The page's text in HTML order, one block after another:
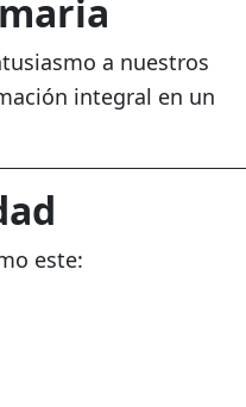
a nuestros
integral en un
este: